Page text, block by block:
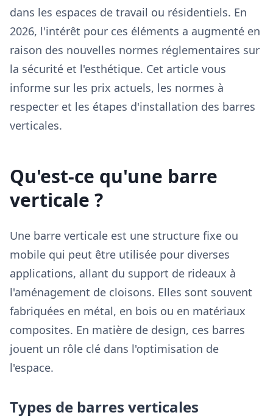
dans les espaces de travail ou résidentiels. En
2026, l'intérêt pour ces éléments a augmenté en
raison des nouvelles normes réglementaires sur
la sécurité et l'esthétique. Cet article vous
informe sur les prix actuels, les normes à
respecter et les étapes d'installation des barres
verticales.
Qu'est-ce qu'une barre
verticale ?
Une barre verticale est une structure fixe ou
mobile qui peut être utilisée pour diverses
applications, allant du support de rideaux à
l'aménagement de cloisons. Elles sont souvent
fabriquées en métal, en bois ou en matériaux
composites. En matière de design, ces barres
jouent un rôle clé dans l'optimisation de
l'espace.
Types de barres verticales